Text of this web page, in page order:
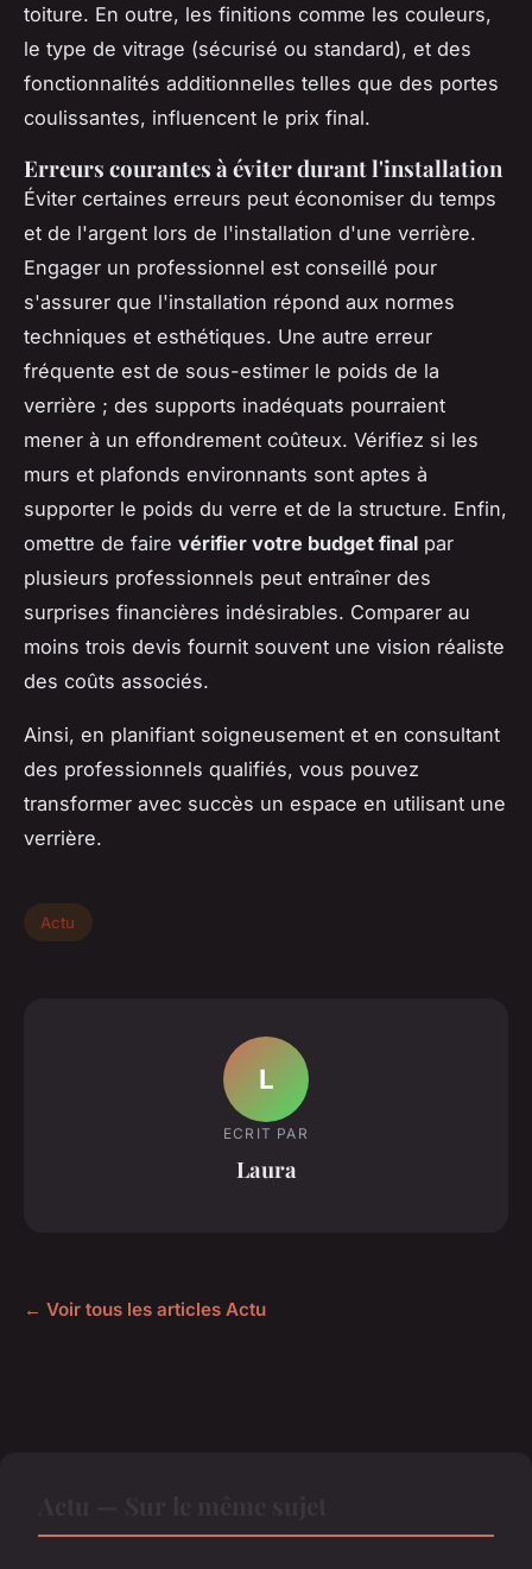
toiture. En outre, les finitions comme les couleurs,
le type de vitrage (sécurisé ou standard), et des
fonctionnalités additionnelles telles que des portes
coulissantes, influencent le prix final.
Erreurs courantes à éviter durant l'installation
Éviter certaines erreurs peut économiser du temps
et de l'argent lors de l'installation d'une verrière.
Engager un professionnel est conseillé pour
s'assurer que l'installation répond aux normes
techniques et esthétiques. Une autre erreur
fréquente est de sous-estimer le poids de la
verrière ; des supports inadéquats pourraient
mener à un effondrement coûteux. Vérifiez si les
murs et plafonds environnants sont aptes à
supporter le poids du verre et de la structure. Enfin,
omettre de faire vérifier votre budget final par
plusieurs professionnels peut entraîner des
surprises financières indésirables. Comparer au
moins trois devis fournit souvent une vision réaliste
des coûts associés.
Ainsi, en planifiant soigneusement et en consultant
des professionnels qualifiés, vous pouvez
transformer avec succès un espace en utilisant une
verrière.
Actu
L
ECRIT PAR
Laura
← Voir tous les articles Actu